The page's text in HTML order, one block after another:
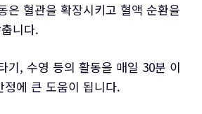
은 혈관을 확장시키고 혈액 순환을
니다.
기, 수영 등의 활동을 매일 30분 이
에 큰 도움이 됩니다.